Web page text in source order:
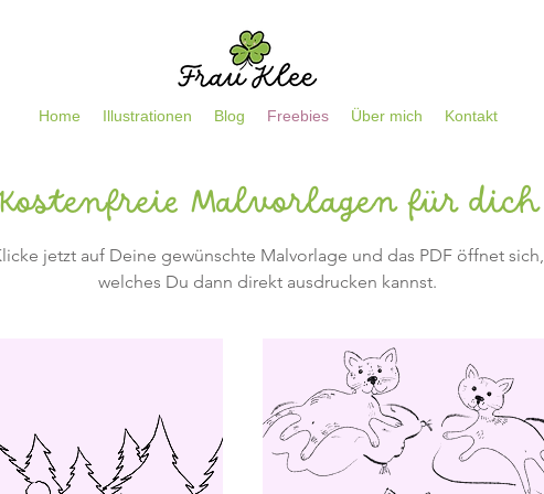
Home Illustrationen Blog Freebies Über mich Kontakt
Malvorlagen für dich
jetzt auf Deine gewünschte Malvorlage und das PDF öffnet sich,
welches Du dann direkt ausdrucken kannst.